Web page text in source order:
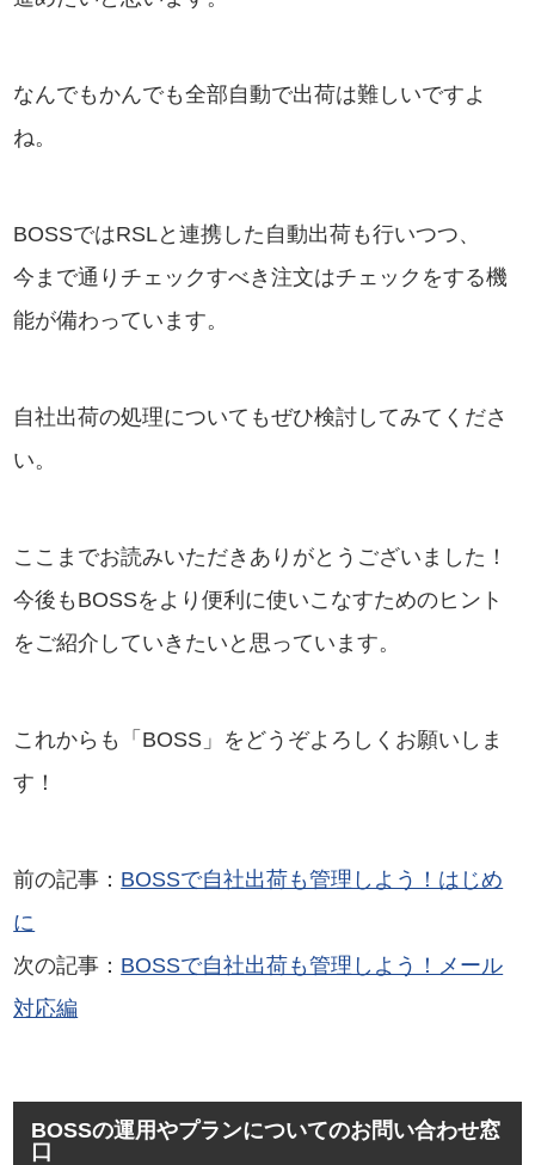
なんでもかんでも全部自動で出荷は難しいですよ
ね。
BOSSではRSLと連携した自動出荷も行いつつ、
今まで通りチェックすべき注文はチェックをする機
能が備わっています。
自社出荷の処理についてもぜひ検討してみてくださ
い。
ここまでお読みいただきありがとうございました！
今後もBOSSをより便利に使いこなすためのヒント
をご紹介していきたいと思っています。
これからも「BOSS」をどうぞよろしくお願いしま
す！
前の記事： BOSSで自社出荷も管理しよう！はじめ
に
次の記事： BOSSで自社出荷も管理しよう！メール
対応編
BOSSの運用やプランについてのお問い合わせ窓
口